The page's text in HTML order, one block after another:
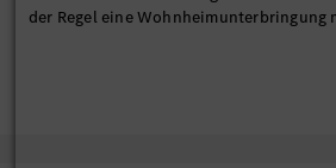
der Regel eine Wohnheimunterbringung